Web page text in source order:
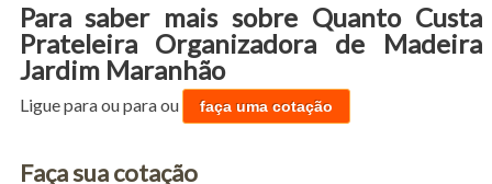
Para saber mais sobre Quanto Custa
Prateleira Organizadora de Madeira
Jardim Maranhão
Ligue paraou paraou faça uma cotação
Faça sua cotação